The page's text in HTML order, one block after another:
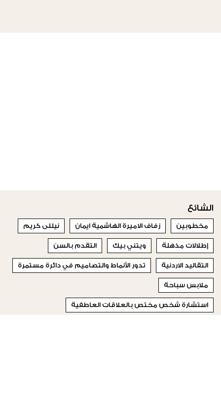
الشائع
مخطوبين زفاف الاميرة الهاشمية ايمان نيللى كريم
إطلالات مذهلة ويتني بيك التقدم بالسن
التقاليد الاردنية تدور الأنماط والتصاميم في دائرة مستمرة
ملابس سباحة
استشارة شخص مختص بالعلاقات العاطفية